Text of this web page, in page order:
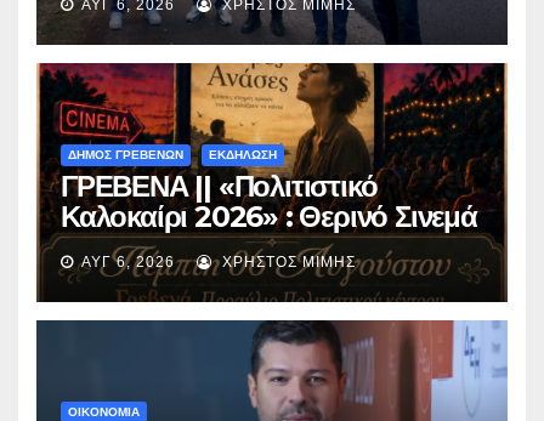
Περιβόλι – Αβδέλλα
ΑΥΓ 6, 2026 ΧΡΉΣΤΟΣ ΜΊΜΗΣ
ΔΗΜΟΣ ΓΡΕΒΕΝΩΝ ΕΚΔΗΛΩΣΗ
ΓΡΕΒΕΝΑ || «Πολιτιστικό
Καλοκαίρι 2026» : Θερινό Σινεμά
με την βραβευμένη ταινία
«Μικρές Ανάσες».
ΑΥΓ 6, 2026 ΧΡΉΣΤΟΣ ΜΊΜΗΣ
ΟΙΚΟΝΟΜΙΑ